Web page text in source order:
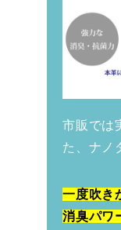
市販では
た、ナノ
一度吹き
消臭パワ